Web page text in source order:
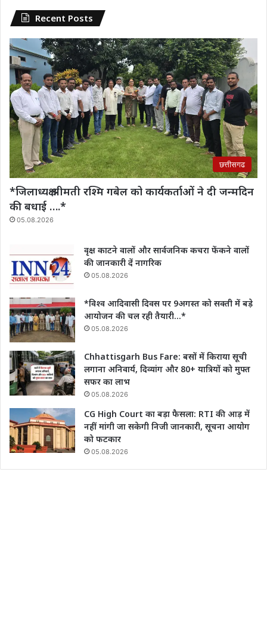
Recent Posts
छत्तीसगढ
*जिलाध्यक्ष श्रीमती रश्मि गबेल को कार्यकर्ताओं ने दी जन्मदिन
की बधाई ….*
05.08.2026
वृक्ष काटने वालों और सार्वजनिक कचरा फेंकने वालों
की जानकारी दें नागरिक
05.08.2026
*विश्व आदिवासी दिवस पर 9अगस्त को सक्ती में बड़े
आयोजन की चल रही तैयारी…*
05.08.2026
Chhattisgarh Bus Fare: बसों में किराया सूची
लगाना अनिवार्य, दिव्यांग और 80+ यात्रियों को मुफ्त
सफर का लाभ
05.08.2026
CG High Court का बड़ा फैसला: RTI की आड़ में
नहीं मांगी जा सकेगी निजी जानकारी, सूचना आयोग
को फटकार
05.08.2026